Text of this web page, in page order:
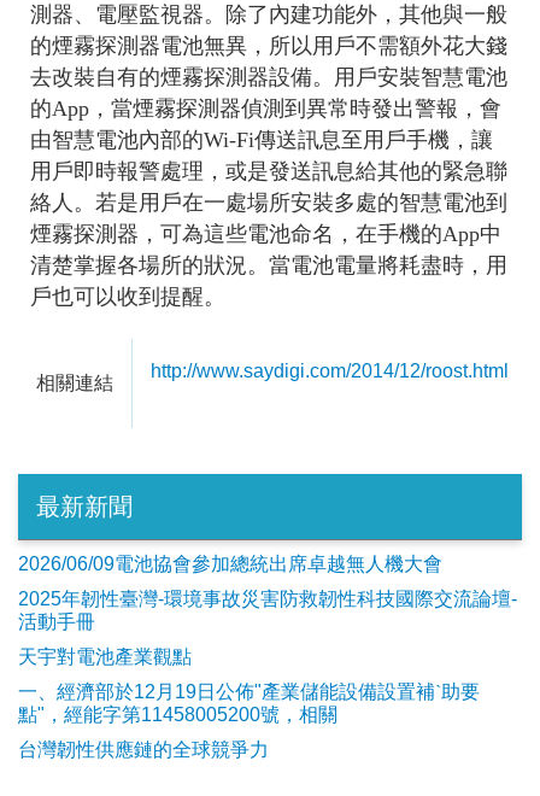
測器、電壓監視器。除了內建功能外，其他與一般
的煙霧探測器電池無異，所以用戶不需額外花大錢
去改裝自有的煙霧探測器設備。用戶安裝智慧電池
的App，當煙霧探測器偵測到異常時發出警報，會
由智慧電池內部的Wi-Fi傳送訊息至用戶手機，讓
用戶即時報警處理，或是發送訊息給其他的緊急聯
絡人。若是用戶在一處場所安裝多處的智慧電池到
煙霧探測器，可為這些電池命名，在手機的App中
清楚掌握各場所的狀況。當電池電量將耗盡時，用
戶也可以收到提醒。
相關連結
http://www.saydigi.com/2014/12/roost.html
最新新聞
2026/06/09電池協會參加總統出席卓越無人機大會
2025年韌性臺灣-環境事故災害防救韌性科技國際交流論壇-
活動手冊
天宇對電池產業觀點
​一、經濟部於12月19日公佈"產業儲能設備設置補ˋ助要
點"，經能字第11458005200號，相關
台灣韌性供應鏈的全球競爭力